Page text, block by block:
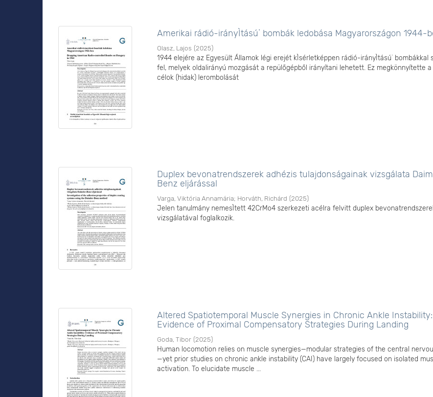
Amerikai rádió-irányÌtású˙ bombák ledobása Magyarországon 1944-
Olasz, Lajos (2025)
1944 elejére az Egyesült Államok légi erejét kÌsérletképpen rádió-irányÌtású˙ bombákkal
fel, melyek oldalirányú mozgását a repülőgépből irányítani lehetett. Ez megkönnyítette a
célok (hidak) lerombolását
Duplex bevonatrendszerek adhézis tulajdonságainak vizsgálata
Benz eljárással
Varga, Viktória Annamária; Horváth, Richárd (2025)
Jelen tanulmány nemesÌtett 42CrMo4 szerkezeti acélra felvitt duplex
vizsgálatával foglalkozik.
Altered Spatiotemporal Muscle Synergies in Chronic Ankle Instability:
Evidence of Proximal Compensatory Strategies During Landing
Goda, Tibor (2025)
Human locomotion relies on muscle synergies—modular strategies of the central
—yet prior studies on chronic ankle instability (CAI) have largely focused on isolated
activation. To elucidate muscle ...